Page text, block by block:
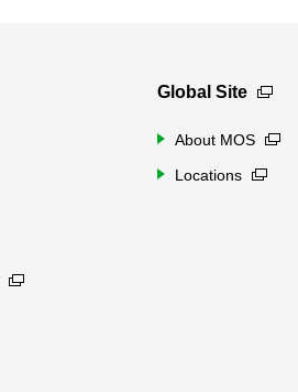
Global Site
About MOS
Locations